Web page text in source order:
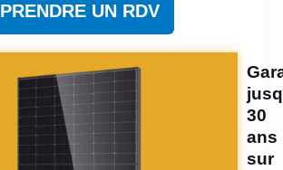
PRENDRE UN RDV
30
ans
sur